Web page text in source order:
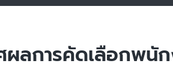
ผลการคัดเลือกพนั